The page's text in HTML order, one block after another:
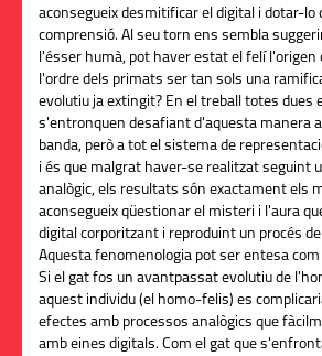
aconsegueix desmitificar el digital i dotar-lo
comprensió. Al seu torn ens sembla
l'ésser humà, pot haver estat el felí l'origen
l'ordre dels primats ser tan sols una
evolutiu ja extingit? En el treball totes dues
s'entronquen desafiant d'aquesta manera
banda, però a tot el sistema de
i és que malgrat haver-se realitzat seguint
analògic, els resultats són exactament els
aconsegueix qüestionar el misteri i l'aura
digital corporitzant i reproduint un procés
Aquesta fenomenologia pot ser entesa com
Si el gat fos un avantpassat evolutiu de
aquest individu (el homo-felis) es
efectes amb processos analògics que
amb eines digitals. Com el gat que